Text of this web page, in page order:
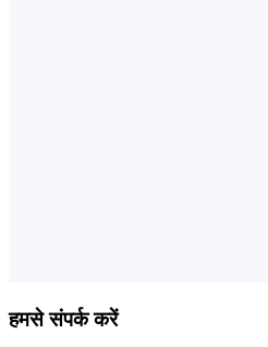
हमसे संपर्क करें